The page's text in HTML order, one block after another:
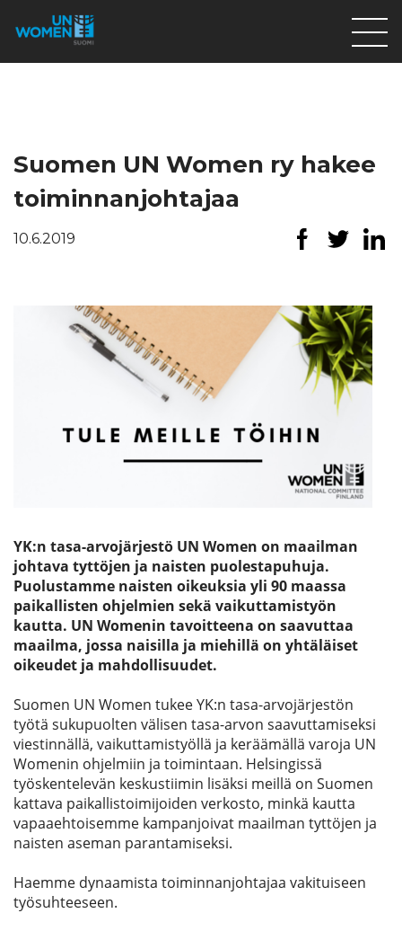
Ajankohtaista
Suomen UN Women ry hakee
toiminnanjohtajaa
10.6.2019
YK:n tasa-arvojärjestö UN Women on maailman
johtava tyttöjen ja naisten puolestapuhuja.
Puolustamme naisten oikeuksia yli 90 maassa
paikallisten ohjelmien sekä vaikuttamistyön
kautta. UN Womenin tavoitteena on saavuttaa
maailma, jossa naisilla ja miehillä on yhtäläiset
oikeudet ja mahdollisuudet.
Suomen UN Women tukee YK:n tasa-arvojärjestön
työtä sukupuolten välisen tasa-arvon saavuttamiseksi
viestinnällä, vaikuttamistyöllä ja keräämällä varoja UN
Womenin ohjelmiin ja toimintaan. Helsingissä
työskentelevän keskustiimin lisäksi meillä on Suomen
kattava paikallistoimijoiden verkosto, minkä kautta
vapaaehtoisemme kampanjoivat maailman tyttöjen ja
naisten aseman parantamiseksi.
Haemme dynaamista toiminnanjohtajaa vakituiseen
työsuhteeseen.